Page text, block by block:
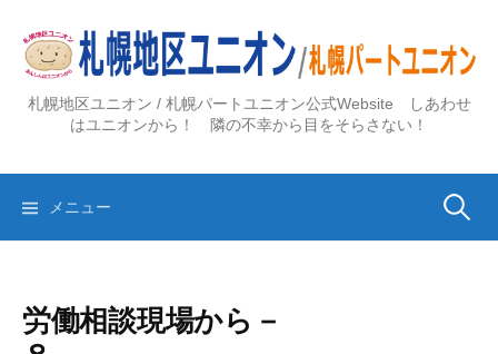
ス
札幌地区ユニオン / 札幌パートユニオン公式Website しあわせ
はユニオンから！ 隣の不幸から目をそらさない！
メニュー 検
労働相談現場から－